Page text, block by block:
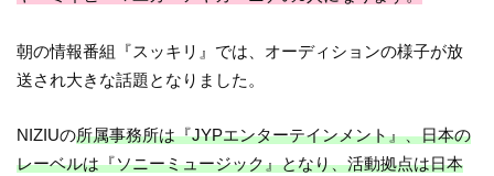
朝の情報番組『スッキリ』では、オーディションの様子が放
送され大きな話題となりました。
NIZIUの所属事務所は『JYPエンターテインメント』、日本の
レーベルは『ソニーミュージック』となり、活動拠点は日本